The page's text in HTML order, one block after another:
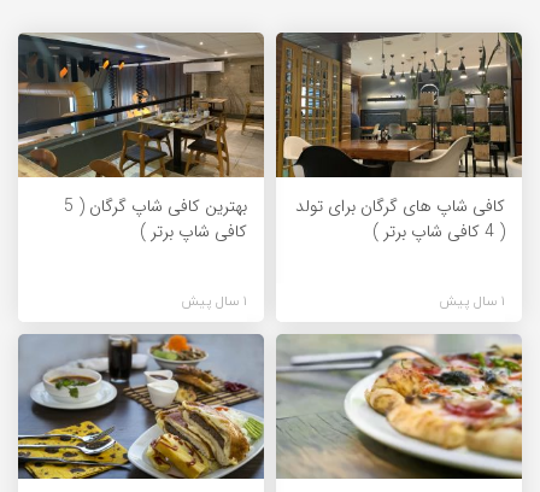
کافی شاپ های گرگان برای تولد
( 4 کافی شاپ برتر )
1 سال پیش
بهترین کافی شاپ گرگان ( 5
کافی شاپ برتر )
1 سال پیش